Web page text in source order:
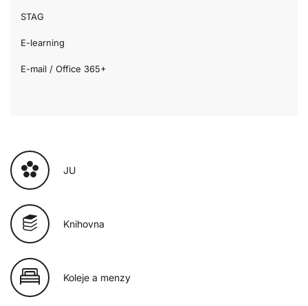
STAG
E-learning
E-mail / Office 365+
JU
Knihovna
Koleje a menzy